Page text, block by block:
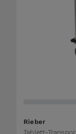
Rieber
Tablett-